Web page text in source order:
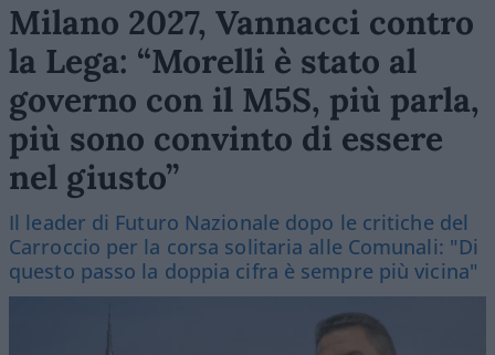
Milano 2027, Vannacci contro
la Lega: “Morelli è stato al
governo con il M5S, più parla,
più sono convinto di essere
nel giusto”
Il leader di Futuro Nazionale dopo le critiche del
Carroccio per la corsa solitaria alle Comunali: "Di
questo passo la doppia cifra è sempre più vicina"